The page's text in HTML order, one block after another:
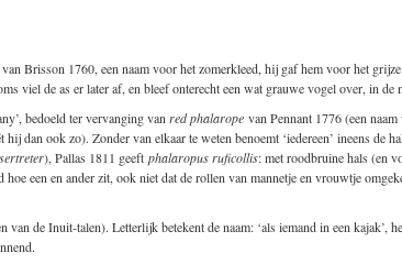
van Brisson 1760, een naam voor het zomerkleed, hij gaf hem voor het
viel de as er later af, en bleef onterecht een wat grauwe vogel over, in de
bedoeld ter vervanging van red phalarope van Pennant 1776 (een
dan ook zo). Zonder van elkaar te weten benoemt ‘iedereen’ ineens de
), Pallas 1811 geeft phalaropus ruficollis: met roodbruine hals (en
een en ander zit, ook niet dat de rollen van mannetje en vrouwtje
de Inuit-talen). Letterlijk betekent de naam: ‘als iemand in een kajak’,